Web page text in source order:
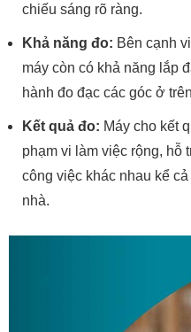
chiếu sáng rõ ràng.
Khả năng đo: Bên cạnh
máy còn có khả năng lắp
hành đo đạc các góc ở
Kết quả đo: Máy cho kết
phạm vi làm việc rộng, hỗ
công việc khác nhau kể
nhà.